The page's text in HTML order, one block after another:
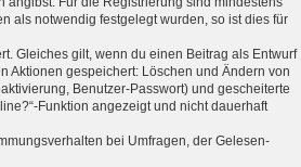
als notwendig festgelegt wurden, so ist dies für
Gleiches gilt, wenn du einen Beitrag als Entwurf
Aktionen gespeichert: Löschen und Ändern von
Benutzer-Passwort) und gescheiterte
Funktion angezeigt und nicht dauerhaft
bei Umfragen, der Gelesen-